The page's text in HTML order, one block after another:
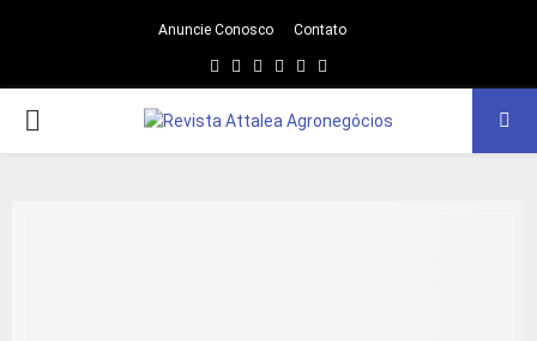
Anuncie Conosco Contato
Facebook
Twitter
Instagram
LinkedinYoutube
PRIMARY